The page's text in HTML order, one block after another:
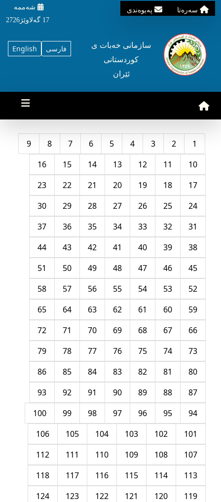
سه‌ره‌تا په‌یوه‌ندی
شه‌ممه‌
17 گه‌لاوێژ2726
English فارسی
سازمانی خه‌بات ی
کوردستانی
ئێران
1
2
3
4
5
6
7
8
9
10
11
12
13
14
15
16
17
18
19
20
21
22
23
24
25
26
27
28
29
30
31
32
33
34
35
36
37
38
39
40
41
42
43
44
45
46
47
48
49
50
51
52
53
54
55
56
57
58
59
60
61
62
63
64
65
66
67
68
69
70
71
72
73
74
75
76
77
78
79
80
81
82
83
84
85
86
87
88
89
90
91
92
93
94
95
96
97
98
99
100
101
102
103
104
105
106
107
108
109
110
111
112
113
114
115
116
117
118
119
120
121
122
123
124